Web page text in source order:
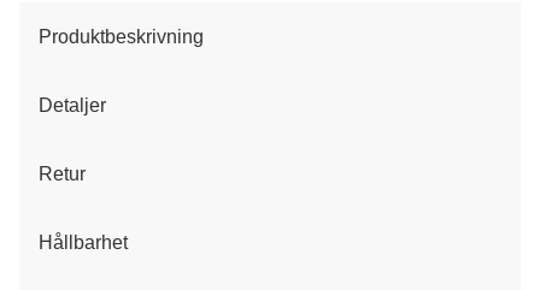
Produktbeskrivning
Detaljer
Retur
Hållbarhet